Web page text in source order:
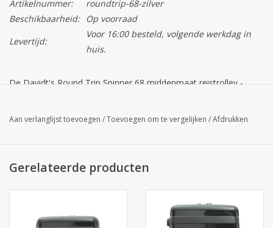
Artikelnummer:
roundtrip-68-zilver
Beschikbaarheid:
Op voorraad
Levertijd:
Voor 16:00 besteld, volgende werkdag in
huis.
De Davidt's Round Trip Spinner 68 middenmaat reistrolley -
onbreekbare polypropyleen.
kortere tripjes van bijvoorbeeld een week. 15 a 20 kilo.
Het gerecyclede polypropyleen materiaal staat bekend om zijn
lichtheid, maar toch oersterk, stootvast en onverwoestbaar.
Aan verlanglijst toevoegen /Toevoegen om te vergelijken /Afdrukken
Gerelateerde producten